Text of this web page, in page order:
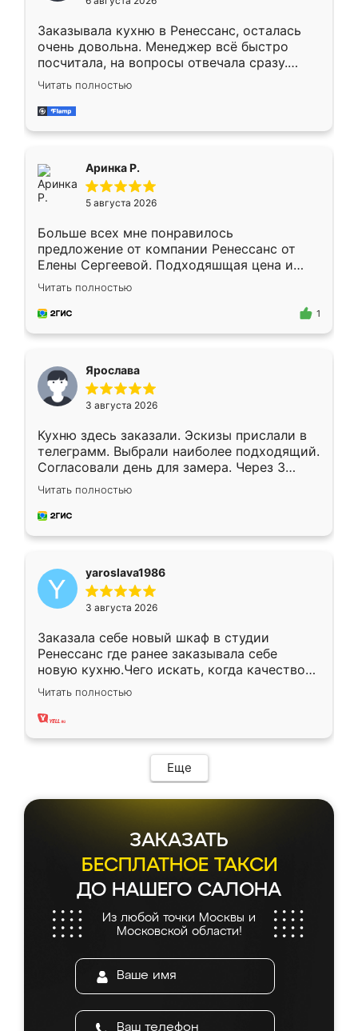
мебели буду заказывать только здесь.
Заказывала кухню в Ренессанс, осталась
очень довольна. Менеджер всё быстро
посчитала, на вопросы отвечала сразу.
Замерщик приехал в субботу, подошёл к
делу со всей ответственностью. Собрали
за день, ребята работали аккуратно, даже
Читать полностью
Аринка Р.
5 августа 2026
Больше всех мне понравилось
предложение от компании Ренессанс от
Елены Сергеевой. Подходяшщая цена и
короткие сроки изготовления. Приехавший
для замера сотрудник Владислав
предложил по моему эскизу самый
Читать полностью
1
Ярослава
3 августа 2026
Кухню здесь заказали. Эскизы прислали в
телеграмм. Выбрали наиболее подходящий.
Согласовали день для замера. Через 3
недели кухня была уже готова. Остались
довольны работой. Спасибо Ренессанс
мебель за качественную работу!
Читать полностью
yaroslava1986
3 августа 2026
Заказала себе новый шкаф в студии
Ренессанс где ранее заказывала себе
новую кухню.Чего искать, когда качеством
вполне довольна. Служит кухня уже почти
два года, нареканий нет.
Читать полностью
Еще
ЗАКАЗАТЬ
БЕСПЛАТНОЕ ТАКСИ
ДО НАШЕГО САЛОНА
Из любой точки Москвы и
Московской области!